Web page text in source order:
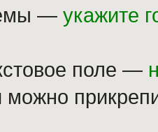
— укажите
поле —